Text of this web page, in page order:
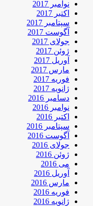
نوامبر 2017
اکتبر 2017
سپتامبر 2017
آگوست 2017
جولای 2017
ژوئن 2017
آوریل 2017
مارس 2017
فوریه 2017
ژانویه 2017
دسامبر 2016
نوامبر 2016
اکتبر 2016
سپتامبر 2016
آگوست 2016
جولای 2016
ژوئن 2016
می 2016
آوریل 2016
مارس 2016
فوریه 2016
ژانویه 2016